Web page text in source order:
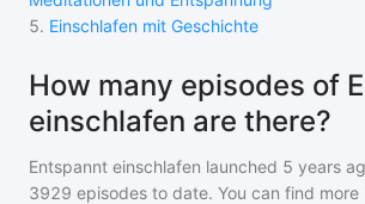
5. Einschlafen mit Geschichte
How many episodes of
einschlafen are there?
Entspannt einschlafen launched 5 years
3929 episodes to date. You can find